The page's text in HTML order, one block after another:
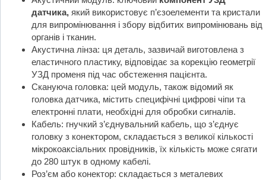
датчика, який використовує п’єзоелементи та кристали
для випромінювання і збору відбитих випромінювань від
органів і тканин.
Акустична лінза: ця деталь, зазвичай виготовлена з
еластичного пластику, відповідає за корекцію геометрії
УЗД променя під час обстеження пацієнта.
Скануюча головка: цей модуль, також відомий як
головка датчика, містить специфічні цифрові чіпи та
електронні плати, необхідні для обробки сигналів.
Кабель: гнучкий з’єднувальний кабель, що з’єднує
головку з конектором, складається з великої кількості
мікрокоаксіальних провідників, їх кількість може сягати
до 280 штук в одному кабелі.
Роз’єм або конектор: складається з металевих